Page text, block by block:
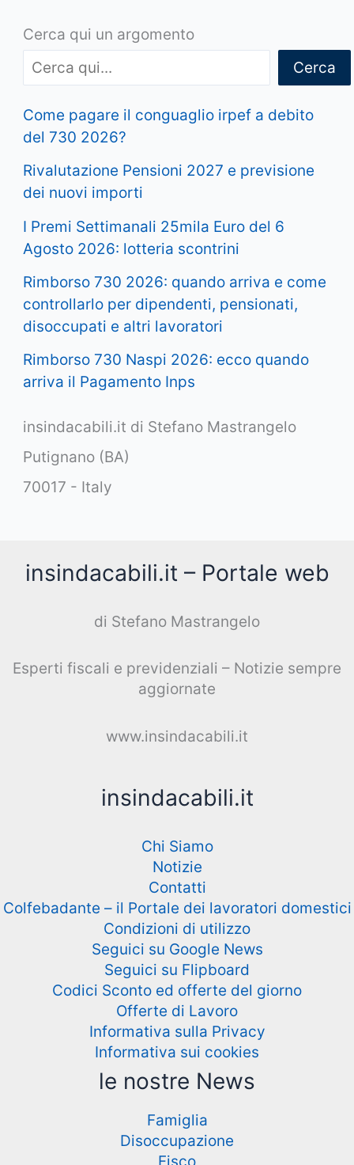
Cerca qui un argomento
Cerca
Come pagare il conguaglio irpef a debito
del 730 2026?
Rivalutazione Pensioni 2027 e previsione
dei nuovi importi
I Premi Settimanali 25mila Euro del 6
Agosto 2026: lotteria scontrini
Rimborso 730 2026: quando arriva e come
controllarlo per dipendenti, pensionati,
disoccupati e altri lavoratori
Rimborso 730 Naspi 2026: ecco quando
arriva il Pagamento Inps
insindacabili.it di Stefano Mastrangelo
Putignano (BA)
70017 - Italy
insindacabili.it – Portale web
di Stefano Mastrangelo
Esperti fiscali e previdenziali – Notizie sempre
aggiornate
www.insindacabili.it
insindacabili.it
Chi Siamo
Notizie
Contatti
Colfebadante – il Portale dei lavoratori domestici
Condizioni di utilizzo
Seguici su Google News
Seguici su Flipboard
Codici Sconto ed offerte del giorno
Offerte di Lavoro
Informativa sulla Privacy
Informativa sui cookies
le nostre News
Famiglia
Disoccupazione